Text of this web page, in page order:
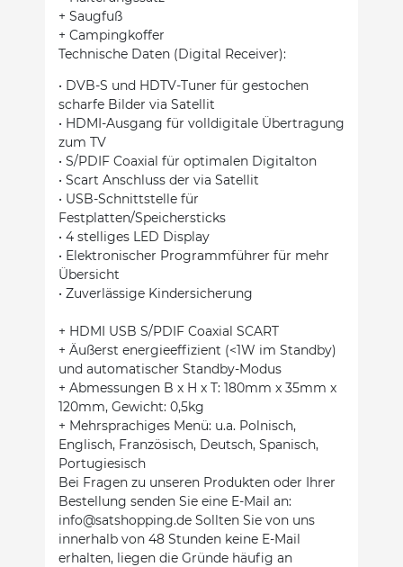
+ Saugfuß
+ Campingkoffer
Technische Daten (Digital Receiver):
• DVB-S und HDTV-Tuner für gestochen
scharfe Bilder via Satellit
• HDMI-Ausgang für volldigitale Übertragung
zum TV
• S/PDIF Coaxial für optimalen Digitalton
• Scart Anschluss der via Satellit
• USB-Schnittstelle für
Festplatten/Speichersticks
• 4 stelliges LED Display
• Elektronischer Programmführer für mehr
Übersicht
• Zuverlässige Kindersicherung
+ HDMI USB S/PDIF Coaxial SCART
+ Äußerst energieeffizient (<1W im Standby)
und automatischer Standby-Modus
+ Abmessungen B x H x T: 180mm x 35mm x
120mm, Gewicht: 0,5kg
+ Mehrsprachiges Menü: u.a. Polnisch,
Englisch, Französisch, Deutsch, Spanisch,
Portugiesisch
Bei Fragen zu unseren Produkten oder Ihrer
Bestellung senden Sie eine E-Mail an:
info@satshopping.de Sollten Sie von uns
innerhalb von 48 Stunden keine E-Mail
erhalten, liegen die Gründe häufig an